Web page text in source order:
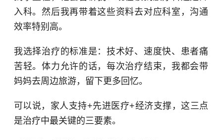
入科。然后我再带着这些资料去对应科室，沟通
效率特别高。
我选择治疗的标准是：技术好、速度快、患者痛
苦轻。体力允许的话，每次治疗结束，我都会带
妈妈去周边旅游，留下更多回忆。
可以说，家人支持+先进医疗+经济支撑，这三点
是治疗中最关键的三要素。